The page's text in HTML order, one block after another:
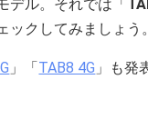
デル。それでは「
ックしてみましょう。
」「 TAB8 4G 」も発